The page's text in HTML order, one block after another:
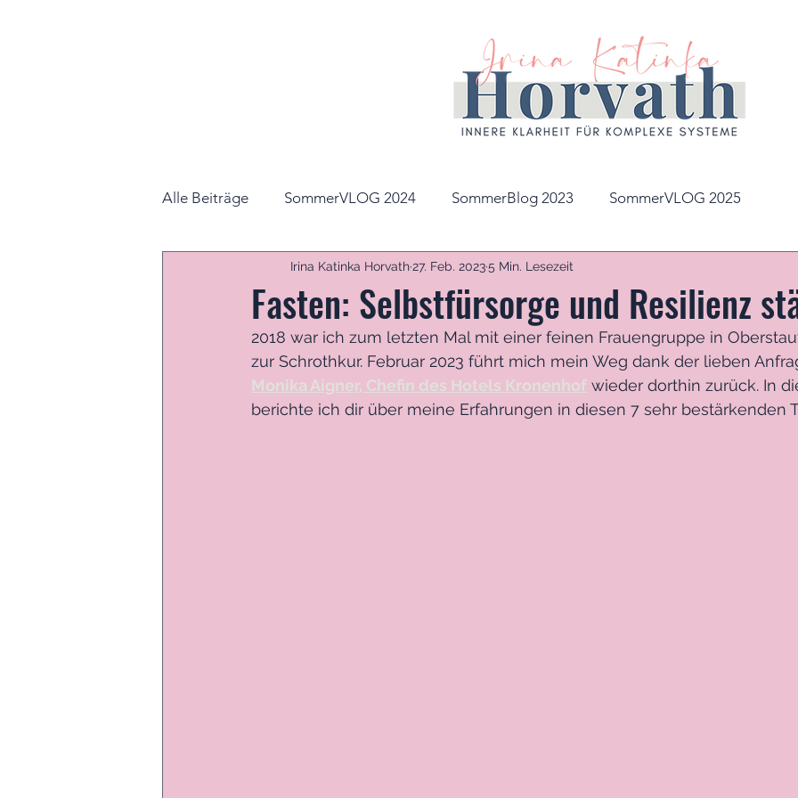
Alle Beiträge SommerVLOG 2024 SommerBlog 2023 SommerVLOG 2025
Fasten: Selbstfürsorge und Resilienz
Irina Katinka Horvath27. Feb. 20235 Min. Lesezeit
2018 war ich zum letzten Mal mit einer feinen Frauengruppe in
zur Schrothkur. Februar 2023 führt mich mein Weg dank der lieben
Monika Aigner, Chefin des Hotels Kronenhof wieder dorthin zurück. In
berichte ich dir über meine Erfahrungen in diesen 7 sehr bestärkenden